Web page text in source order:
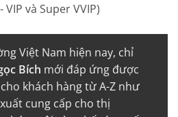
và Super VVIP)
Việt Nam hiện nay, chỉ
Bích mới đáp ứng được
khách hàng từ A-Z như
cung cấp cho thị